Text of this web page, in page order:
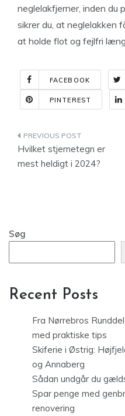
neglelakfjerner, inden du
sikrer du, at neglelakken
at holde flot og fejlfri
FACEBOOK
PINTEREST
Hvilket stjernetegn er
mest heldigt i 2024?
Søg
Recent Posts
Fra Nørrebros
med praktiske tips
Skiferie i Østrig:
og Annaberg
Sådan undgår du
Spar penge med
renovering